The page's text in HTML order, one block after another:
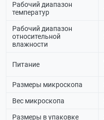
Рабочий диапазон
температур
Рабочий диапазон
относительной
влажности
Питание
Размеры микроскопа
Вес микроскопа
Размеры в упаковке